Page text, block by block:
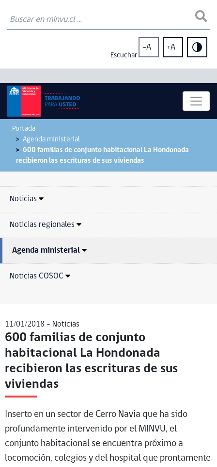
Escuchar
-A +A
Portada
Agenda ministerial
600 familias de conjunto habitacional La Hondonada
recibieron las escrituras de sus viviendas
Noticias
Noticias regionales
Agenda ministerial
Noticias COSOC
11/01/2018 - Noticias
600 familias de conjunto
habitacional La Hondonada
recibieron las escrituras de sus
viviendas
Inserto en un sector de Cerro Navia que ha sido
profundamente intervenido por el MINVU, el
conjunto habitacional se encuentra próximo a
locomoción, colegios y del hospital que prontamente